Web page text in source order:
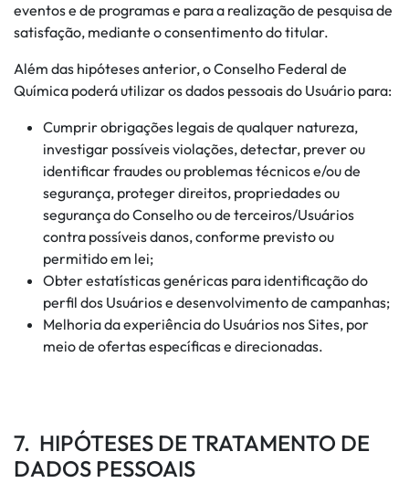
eventos e de programas e para a realização de pesquisa de
satisfação, mediante o consentimento do titular.
Além das hipóteses anterior, o Conselho Federal de
Química poderá utilizar os dados pessoais do Usuário para:
Cumprir obrigações legais de qualquer natureza,
investigar possíveis violações, detectar, prever ou
identificar fraudes ou problemas técnicos e/ou de
segurança, proteger direitos, propriedades ou
segurança do Conselho ou de terceiros/Usuários
contra possíveis danos, conforme previsto ou
permitido em lei;
Obter estatísticas genéricas para identificação do
perfil dos Usuários e desenvolvimento de campanhas;
Melhoria da experiência do Usuários nos Sites, por
meio de ofertas específicas e direcionadas.
7. HIPÓTESES DE TRATAMENTO DE
DADOS PESSOAIS